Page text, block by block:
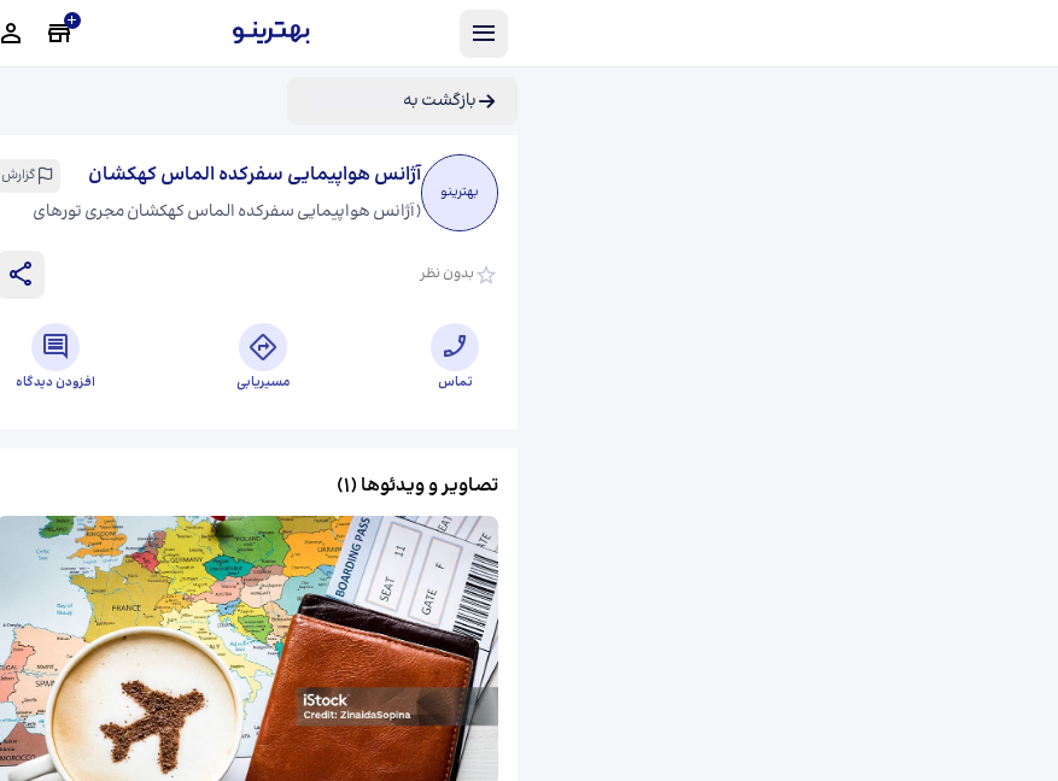
بازگشت به
بهترینو
آژانس هواپیمایی سفرکده الماس کهکشان گزارش
(
آژانس هواپیمایی سفرکده الماس کهکشان مجری تورهای
بدون نظر
تماس مسیریابی افزودن دیدگاه
تصاویر و ویدئوها (1
)